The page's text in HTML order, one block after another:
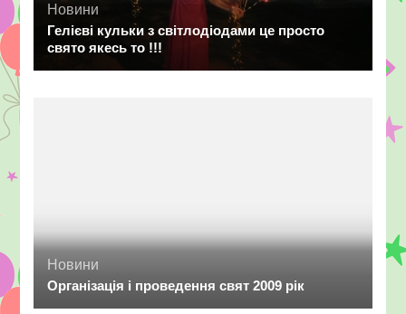
Новини
Гелієві кульки з світлодіодами це просто
свято якесь то !!!
Новини
Організація і проведення свят 2009 рік